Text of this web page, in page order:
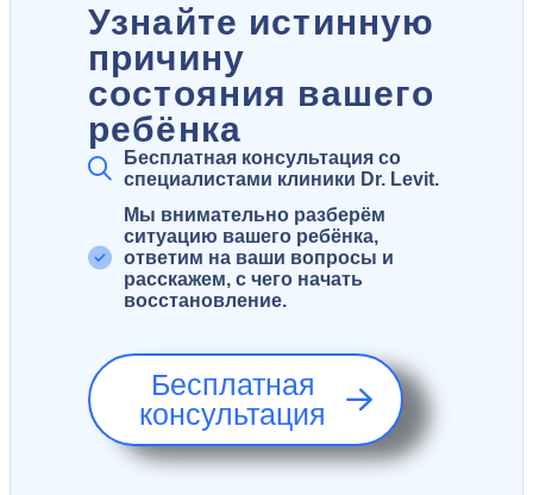
Узнайте истинную
причину
состояния вашего
ребёнка
Бесплатная консультация со
специалистами клиники Dr. Levit.
Мы внимательно разберём
ситуацию вашего ребёнка,
ответим на ваши вопросы и
расскажем, с чего начать
восстановление.
Бесплатная
консультация